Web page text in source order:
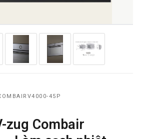
45P
zug Combair